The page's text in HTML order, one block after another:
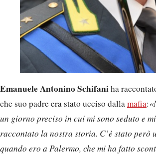
Emanuele Antonino Schifaniha
che suo padre era stato ucciso dallamafia:
un giorno preciso in cui mi sono seduto e
raccontato la nostra storia. C’è stato però
quando ero a Palermo, che mi ha fatto